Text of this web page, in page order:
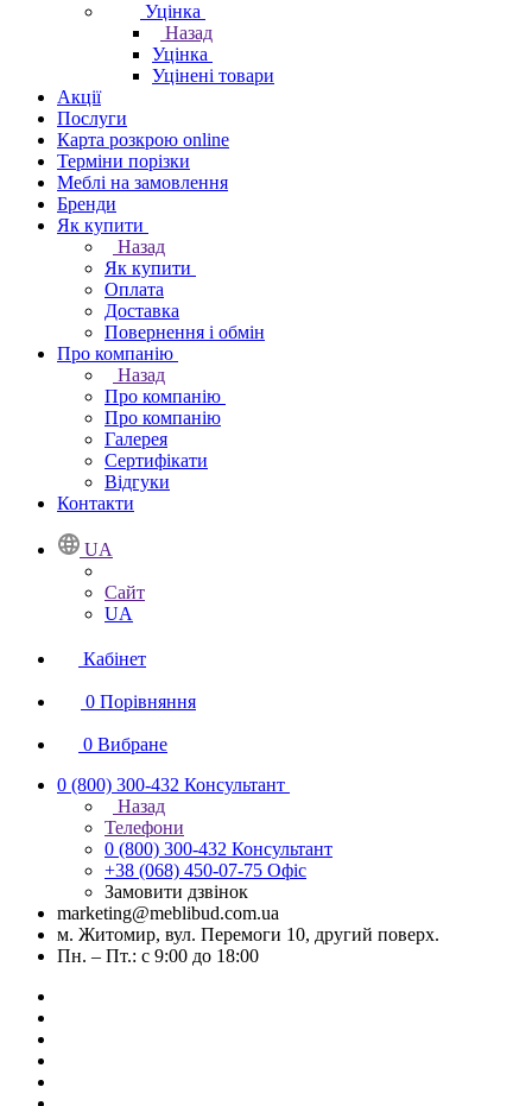
Уцінка
Назад
Уцінка
Уцінені товари
Акції
Послуги
Карта розкрою online
Терміни порізки
Меблі на замовлення
Бренди
Як купити
Назад
Як купити
Оплата
Доставка
Повернення і обмін
Про компанію
Назад
Про компанію
Про компанію
Галерея
Сертифікати
Відгуки
Контакти
UA
Сайт
UA
Кабінет
0 Порівняння
0 Вибране
0 (800) 300-432 Консультант
Назад
Телефони
0 (800) 300-432 Консультант
+38 (068) 450-07-75 Офіс
Замовити дзвінок
marketing@meblibud.com.ua
м. Житомир, вул. Перемоги 10, другий поверх.
Пн. – Пт.: с 9:00 до 18:00